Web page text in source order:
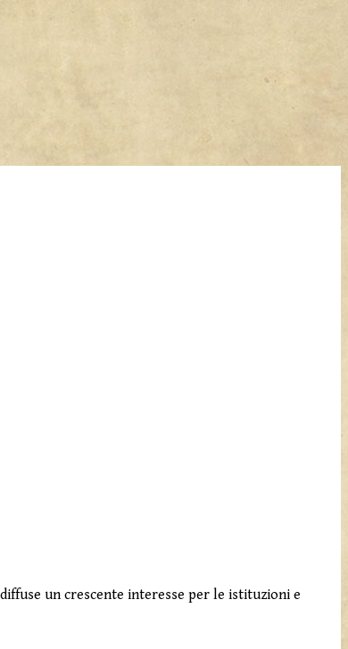
un crescente interesse per le istituzioni e